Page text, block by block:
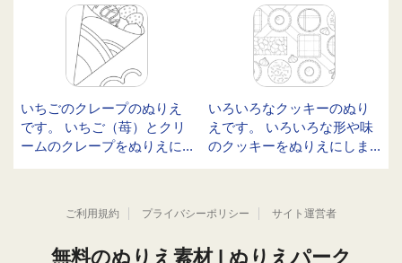
いちごのクレープのぬりえ
です。 いちご（苺）とクリ
ームのクレープをぬりえに...
いろいろなクッキーのぬり
えです。 いろいろな形や味
のクッキーをぬりえにしま...
ご利用規約 プライバシーポリシー サイト運営者
無料のぬりえ素材 | ぬりえパーク